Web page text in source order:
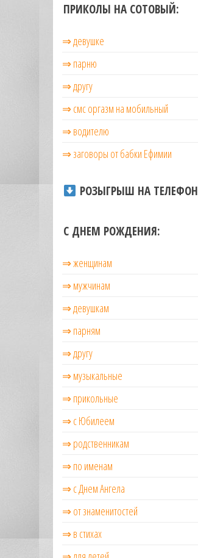
эротичные
ПРИКОЛЫ НА СОТОВЫЙ:
⇒ девушке
⇒ парню
⇒ другу
⇒ смс оргазм на мобильный
⇒ водителю
⇒ заговоры от бабки Ефимии
РОЗЫГРЫШ НА ТЕЛЕФОН
С ДНЕМ РОЖДЕНИЯ:
⇒ женщинам
⇒ мужчинам
⇒ девушкам
⇒ парням
⇒ другу
⇒ музыкальные
⇒ прикольные
⇒ с Юбилеем
⇒ родственникам
⇒ по именам
⇒ с Днем Ангела
⇒ от знаменитостей
⇒ в стихах